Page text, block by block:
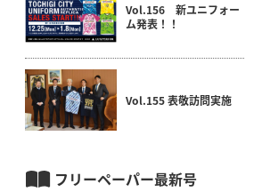
Vol.156 新ユニフォー
ム発表！！
Vol.155 表敬訪問実施
フリーペーパー最新号